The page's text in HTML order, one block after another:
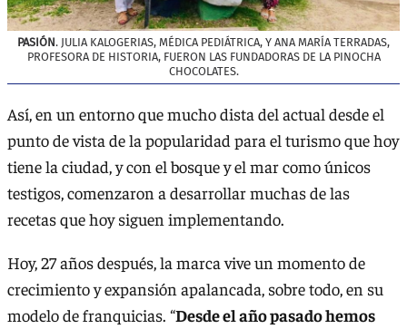
PASIÓN. JULIA KALOGERIAS, MÉDICA PEDIÁTRICA, Y ANA MARÍA TERRADAS,
PROFESORA DE HISTORIA, FUERON LAS FUNDADORAS DE LA PINOCHA
CHOCOLATES.
Así, en un entorno que mucho dista del actual desde el
punto de vista de la popularidad para el turismo que hoy
tiene la ciudad, y con el bosque y el mar como únicos
testigos, comenzaron a desarrollar muchas de las
recetas que hoy siguen implementando.
Hoy, 27 años después, la marca vive un momento de
crecimiento y expansión apalancada, sobre todo, en su
modelo de franquicias. “Desde el año pasado hemos